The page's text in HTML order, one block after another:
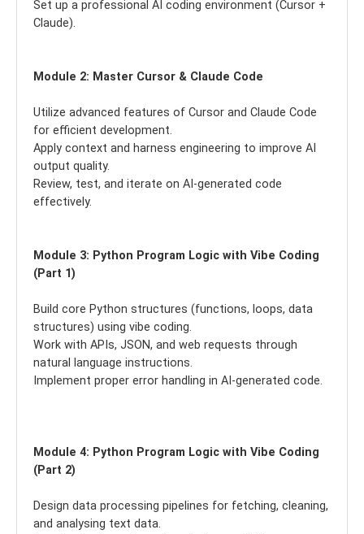
Set up a professional AI coding environment (Cursor +
Claude).
Module 2: Master Cursor & Claude Code
Utilize advanced features of Cursor and Claude Code
for efficient development.
Apply context and harness engineering to improve AI
output quality.
Review, test, and iterate on AI-generated code
effectively.
Module 3: Python Program Logic with Vibe Coding
(Part 1)
Build core Python structures (functions, loops, data
structures) using vibe coding.
Work with APIs, JSON, and web requests through
natural language instructions.
Implement proper error handling in AI-generated code.
Module 4: Python Program Logic with Vibe Coding
(Part 2)
Design data processing pipelines for fetching, cleaning,
and analysing text data.